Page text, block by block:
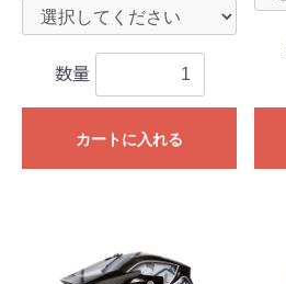
数量
カートに入れる